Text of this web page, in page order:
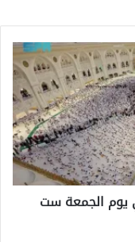
يوم الجمعة ست